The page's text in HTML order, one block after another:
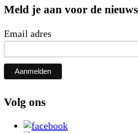
Meld je aan voor de
Email adres
Volg ons